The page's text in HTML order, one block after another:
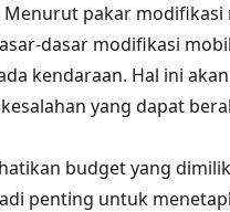
pakar modifikasi
dasar modifikasi
kendaraan. Hal ini
yang dapat
budget yang
penting untuk